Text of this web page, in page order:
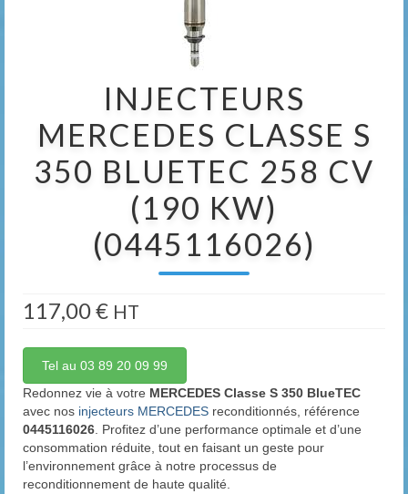
INJECTEURS
MERCEDES CLASSE S
350 BLUETEC 258 CV
(190 KW)
(0445116026)
117,00€ HT
Tel au 03 89 20 09 99
Redonnez vie à votre MERCEDES Classe S 350 BlueTEC
avec nos injecteurs MERCEDES reconditionnés, référence
0445116026. Profitez d’une performance optimale et d’une
consommation réduite, tout en faisant un geste pour
l’environnement grâce à notre processus de
reconditionnement de haute qualité.